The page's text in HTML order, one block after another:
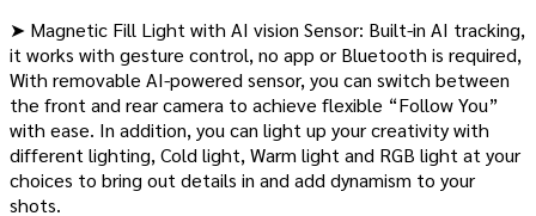
➤ Magnetic Fill Light with AI vision Sensor: Built-in AI tracking,
it works with gesture control, no app or Bluetooth is required,
With removable AI-powered sensor, you can switch between
the front and rear camera to achieve flexible “Follow You”
with ease. In addition, you can light up your creativity with
different lighting, Cold light, Warm light and RGB light at your
choices to bring out details in and add dynamism to your
shots.